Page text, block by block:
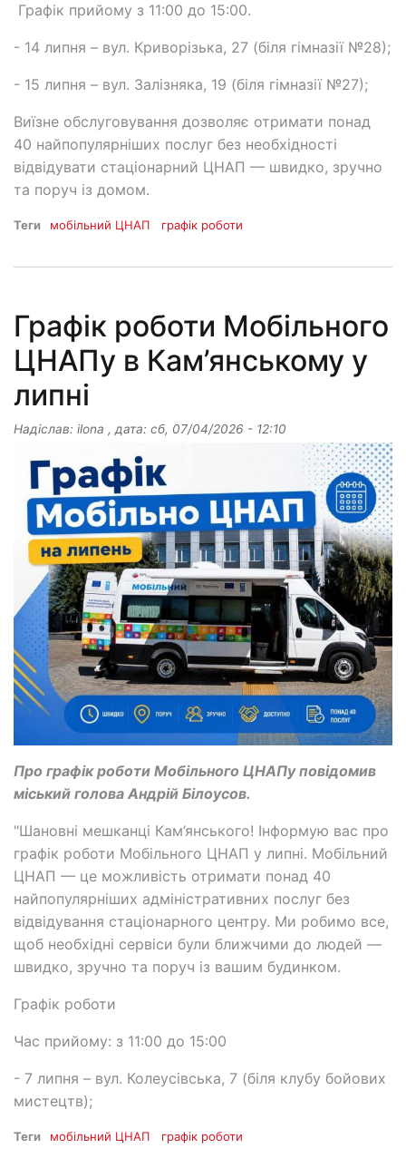
Графік прийому з 11:00 до 15:00.
- 14 липня – вул. Криворізька, 27 (біля гімназії №28);
- 15 липня – вул. Залізняка, 19 (біля гімназії №27);
Виїзне обслуговування дозволяє отримати понад
40 найпопулярніших послуг без необхідності
відвідувати стаціонарний ЦНАП — швидко, зручно
та поруч із домом.
Теги мобільний ЦНАП графік роботи
Графік роботи Мобільного
ЦНАПу в Кам’янському у
липні
Надіслав: ilona , дата: сб, 07/04/2026 - 12:10
Про графік роботи Мобільного ЦНАПу повідомив
міський голова Андрій Білоусов.
"Шановні мешканці Кам’янського! Інформую вас про
графік роботи Мобільного ЦНАП у липні. Мобільний
ЦНАП — це можливість отримати понад 40
найпопулярніших адміністративних послуг без
відвідування стаціонарного центру. Ми робимо все,
щоб необхідні сервіси були ближчими до людей —
швидко, зручно та поруч із вашим будинком.
Графік роботи
Час прийому: з 11:00 до 15:00
- 7 липня – вул. Колеусівська, 7 (біля клубу бойових
мистецтв);
Теги мобільний ЦНАП графік роботи